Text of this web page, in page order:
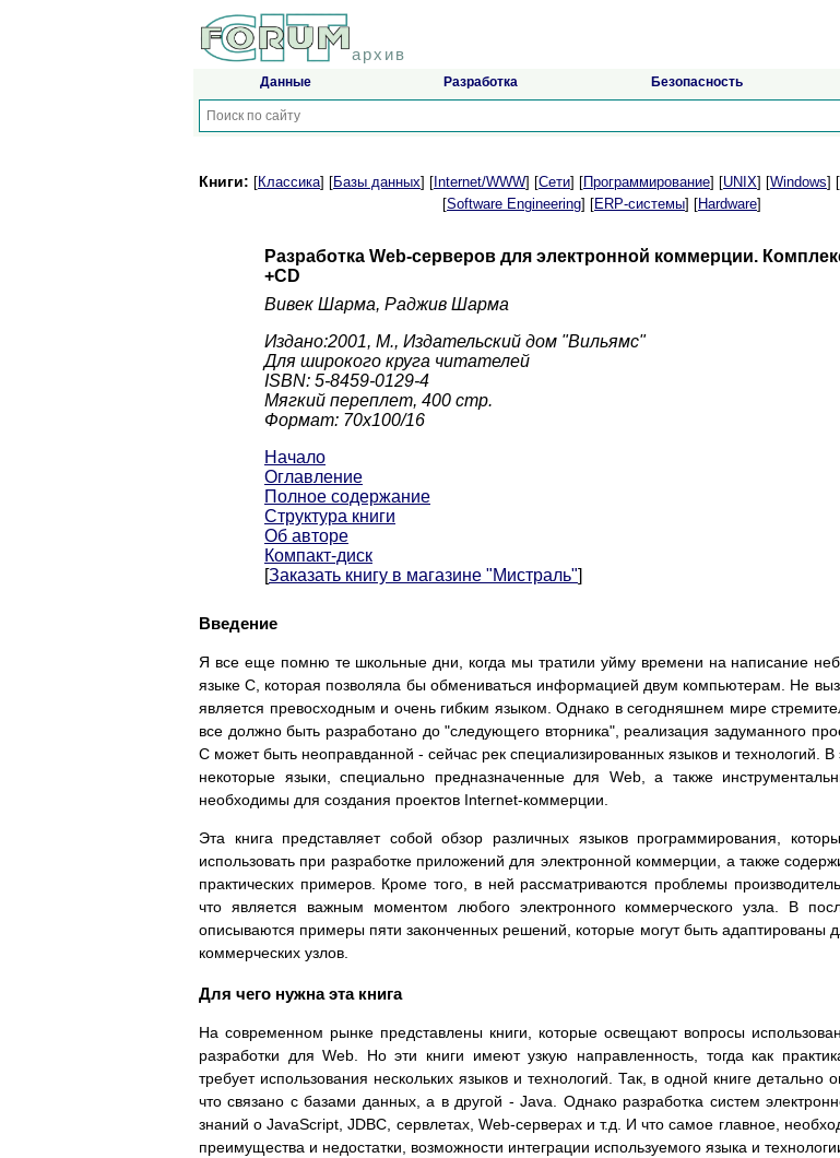
архив
Данные Разработка Безопасность
Книги: [Классика] [Базы данных] [ Internet/WWW] [Сети] [Программирование] [UNIX] [Windows] [
[Software Engineering] [ERP-системы] [Hardware]
Разработка Web-cepвepов для электронной коммерции.
+CD
Вивек Шарма, Раджив Шарма
Издано:2001, М., Издательский дом "Вильямс"
Для широкого круга читателей
ISBN: 5-8459-0129-4
Мягкий переплет, 400 стр.
Формат: 70x100/16
Начало
Оглавление
Полное содержание
Структура книги
Об авторе
Компакт-диск
[Заказать книгу в магазине "Мистраль"]
Введение
Я все еще помню те школьные дни, когда мы тратили уйму времени на написание
языке С, которая позволяла бы обмениваться информацией двум компьютерам. Не
является превосходным и очень гибким языком. Однако в сегодняшнем мире
все должно быть разработано до "следующего вторника", реализация задуманного
С может быть неоправданной - сейчас рек специализированных языков и технологий.
некоторые языки, специально предназначенные для Web, а также
необходимы для создания проектов Internet-коммерции.
Эта книга представляет собой обзор различных языков программирования,
использовать при разработке приложений для электронной коммерции, а также
практических примеров. Кроме того, в ней рассматриваются проблемы
что является важным моментом любого электронного коммерческого узла. В
описываются примеры пяти законченных решений, которые могут быть адаптированы
коммерческих узлов.
Для чего нужна эта книга
На современном рынке представлены книги, которые освещают вопросы
разработки для Web. Но эти книги имеют узкую направленность, тогда как
требует использования нескольких языков и технологий. Так, в одной книге детально
что связано с базами данных, а в другой - Java. Однако разработка систем
знаний о JavaScript, JDBC, сервлетах, Web-серверах и т.д. И что самое главное,
преимущества и недостатки, возможности интеграции используемого языка и